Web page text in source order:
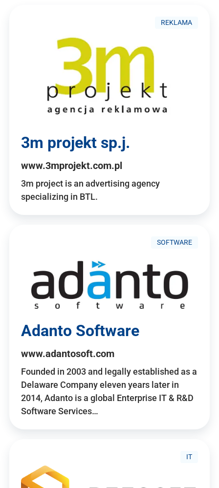
REKLAMA
3m projekt sp.j.
www.3mprojekt.com.pl
3m project is an advertising agency
specializing in BTL.
SOFTWARE
Adanto Software
www.adantosoft.com
Founded in 2003 and legally established as a
Delaware Company eleven years later in
2014, Adanto is a global Enterprise IT & R&D
Software Services…
IT